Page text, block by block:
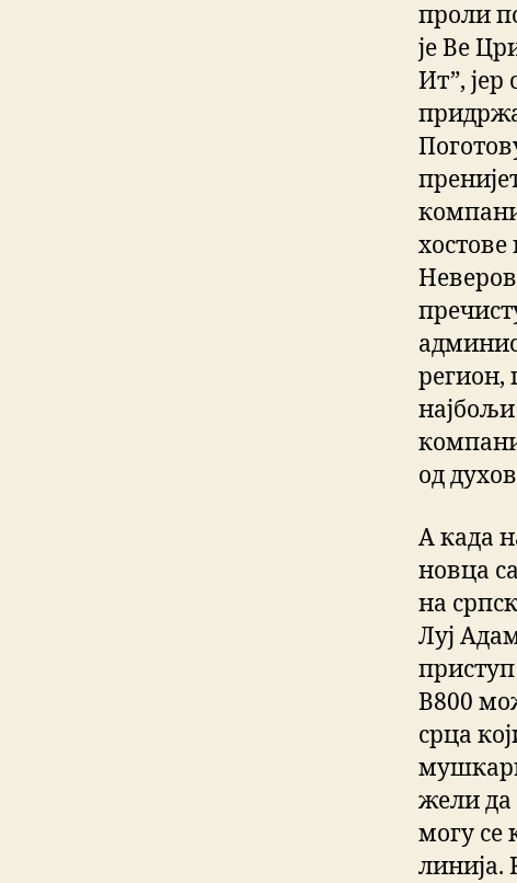
проли
је Ве
Ит”,
регион,
од
А када
новца
на
Луј
В800
срца
жели да
могу се
линија.